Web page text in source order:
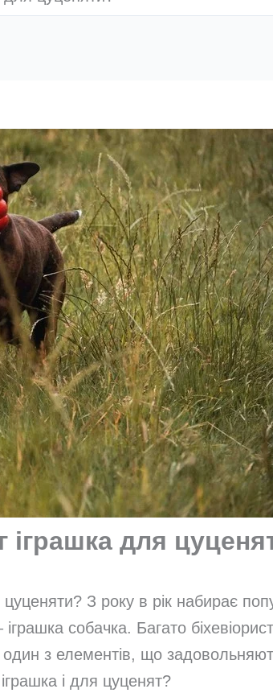
іграшка для
З року в рік набирає
собачка. Багато
з елементів, що
і для цуценят?